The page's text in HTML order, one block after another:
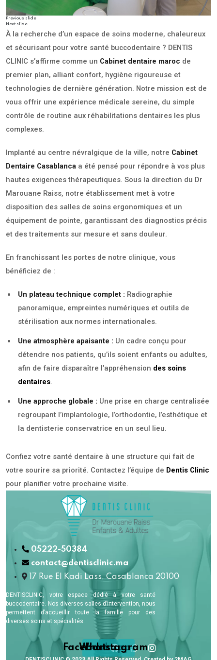
Previous slide
Next slide
À la recherche d’un espace de soins moderne, chaleureux
et sécurisant pour votre santé buccodentaire ? DENTIS
CLINIC s’affirme comme un Cabinet dentaire maroc de
premier plan, alliant confort, hygiène rigoureuse et
technologies de dernière génération. Notre mission est de
vous offrir une expérience médicale sereine, du simple
contrôle de routine aux réhabilitations dentaires les plus
complexes.
Implanté au centre névralgique de la ville, notre Cabinet
Dentaire Casablanca a été pensé pour répondre à vos plus
hautes exigences thérapeutiques. Sous la direction du Dr
Marouane Raiss, notre établissement met à votre
disposition des salles de soins ergonomiques et un
équipement de pointe, garantissant des diagnostics précis
et des traitements sur mesure et sans douleur.
En franchissant les portes de notre clinique, vous
bénéficiez de :
Un plateau technique complet : Radiographie
panoramique, empreintes numériques et outils de
stérilisation aux normes internationales.
Une atmosphère apaisante : Un cadre conçu pour
détendre nos patients, qu’ils soient enfants ou adultes,
afin de faire disparaître l’appréhension des soins
dentaires.
Une approche globale : Une prise en charge centralisée
regroupant l’implantologie, l’orthodontie, l’esthétique et
la dentisterie conservatrice en un seul lieu.
Confiez votre santé dentaire à une structure qui fait de
votre sourire sa priorité. Contactez l’équipe de Dentis Clinic
pour planifier votre prochaine visite.
05222-50384
contact@dentisclinic.ma
17 Rue El Kadi Lass, Casablanca 20100
DENTISCLINIC, votre espace dédié à votre santé
buccodentaire. Nos diverses salles d’intervention, nous
permettent d’accueillir toute la famille pour des
diverses soins et spécialités.
Facebook
Whatsapp
Instagram